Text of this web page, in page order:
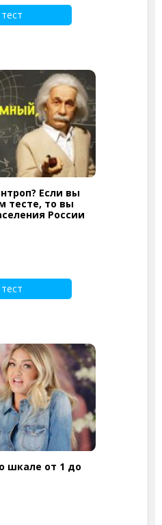
Если вы
тесте, то вы
России
шкале от 1 до